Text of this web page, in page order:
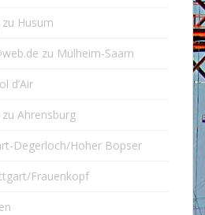
zu Husum
zu Mülheim-Saarn
d’Air
zu Ahrensburg
Degerloch/Hoher Bopser
Frauenkopf